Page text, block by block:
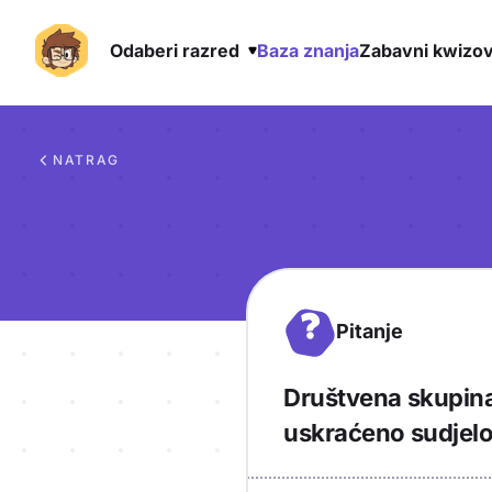
Odaberi razred Baza znanjaZabavni
NATRAG
? Pitanje
Društvena
uskraćeno